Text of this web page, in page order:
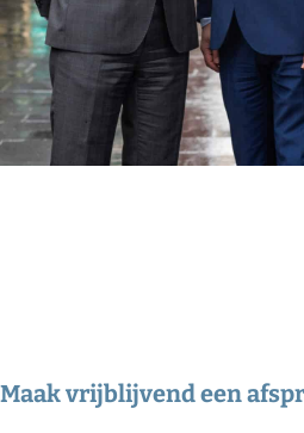
Maak vrijblijvend een